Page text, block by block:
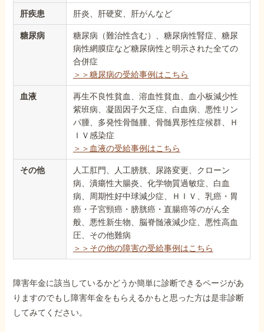
肝疾患 肝炎、肝硬変、肝がんなど
糖尿病
糖尿病（難治性含む）、糖尿病性腎症、糖尿
病性網膜症など糖尿病性と明示された全ての
合併症
＞＞糖尿病の受給事例はこちら
血液
再生不良性貧血、溶血性貧血、血小板減少性
紫班病、凝固因子欠乏症、白血病、悪性リン
パ腫、多発性骨髄腫、骨髄異形性症候群、Ｈ
ＩＶ感染症
＞＞血液の受給事例はこちら
その他
人工肛門、人工膀胱、尿路変更、クローン
病、潰瘍性大腸炎、化学物質過敏症、白血
病、周期性好中球減少症、ＨＩＶ、乳癌・胃
癌・子宮頸癌・膀胱癌・直腸癌等のがん全
般、悪性新生物、脳脊髄液減少症、悪性高血
圧、その他難病
＞＞その他の障害の受給事例はこちら
障害年金に該当しているかどうか簡単に診断できるページがあ
りますのでもし障害年金をもらえるかもと思った方は是非診断
してみてください。